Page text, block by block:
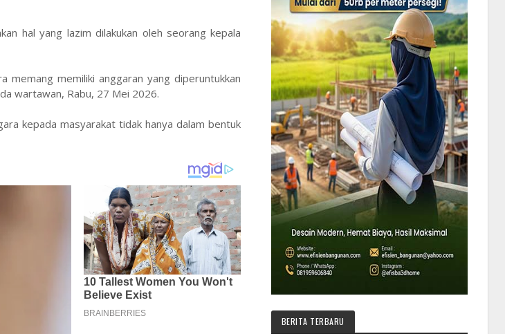
hal yang lazim dilakukan oleh seorang kepala
memang memiliki anggaran yang diperuntukkan
wartawan, Rabu, 27 Mei 2026.
kepada masyarakat tidak hanya dalam bentuk
BERITA TERBARU